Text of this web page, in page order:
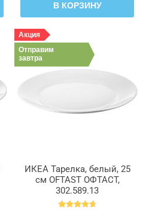
В КОРЗИНУ
Акция
Отправим
завтра
ИКЕА Тарелка, белый, 25
см OFTAST ОФТАСТ,
302.589.13